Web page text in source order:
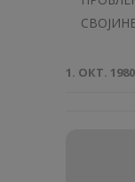
1. ОКТ.